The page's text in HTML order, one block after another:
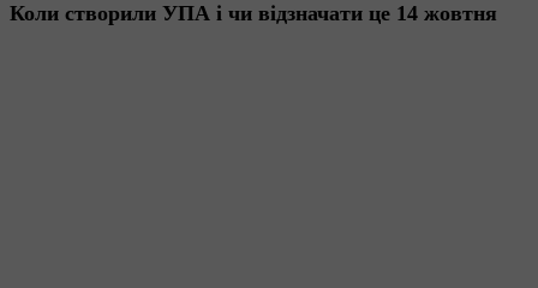
Коли створили УПА і чи відзначати це 14 жовтня